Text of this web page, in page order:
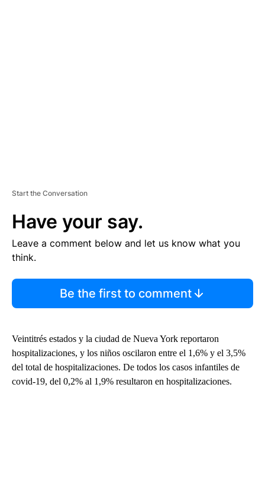
Start the Conversation
Have your say.
Leave a comment below and let us know what you
think.
Be the first to comment
Veintitrés estados y la ciudad de Nueva York reportaron
hospitalizaciones, y los niños oscilaron entre el 1,6% y el 3,5%
del total de hospitalizaciones. De todos los casos infantiles de
covid-19, del 0,2% al 1,9% resultaron en hospitalizaciones.